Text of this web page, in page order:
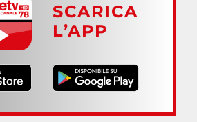
SCARICA
L’APP